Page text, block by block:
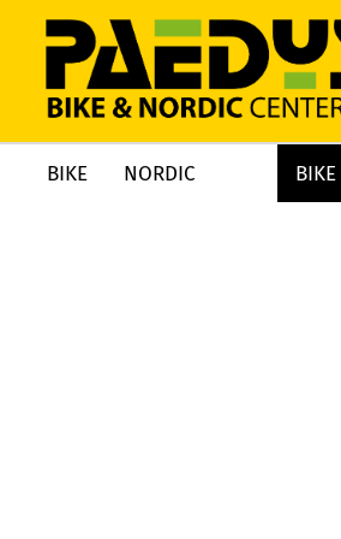
BIKE NORDIC BIKE
Startseite » NORDIC Nordic Winter